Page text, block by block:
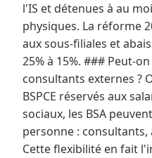
l'IS et détenues à au
physiques. La réforme
aux sous-filiales et
25% à 15%. ### Peut-
consultants externes ?
BSPCE réservés aux
sociaux, les BSA
personne : consultants,
Cette flexibilité en fait